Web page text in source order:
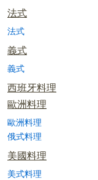
法式
法式
義式
義式
西班牙料理
歐洲料理
歐洲料理
俄式料理
美國料理
美式料理